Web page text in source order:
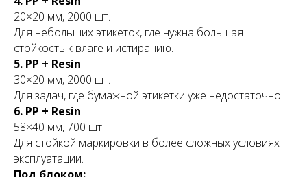
20×20 мм, 2000 шт.
Для небольших этикеток, где нужна большая
стойкость к влаге и истиранию.
5. PP + Resin
30×20 мм, 2000 шт.
Для задач, где бумажной этикетки уже недостаточно.
6. PP + Resin
58×40 мм, 700 шт.
Для стойкой маркировки в более сложных условиях
эксплуатации.